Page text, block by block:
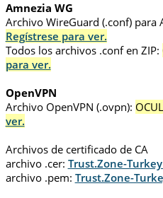
Amnezia WG
Archivo WireGuard (.conf) para
Regístrese para ver.
Todos los archivos .conf en ZIP:
para ver.
OpenVPN
Archivo OpenVPN (.ovpn):
ver.
Archivos de certificado de CA
archivo .cer: Trust.Zone-
archivo .pem: Trust.Zone-